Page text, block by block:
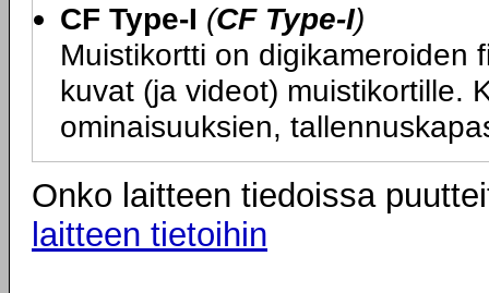
CF Type-I (CF Type-I)
Muistikortti on digikameroiden
kuvat (ja videot) muistikortille.
ominaisuuksien,
Onko laitteen tiedoissa
laitteen tietoihin